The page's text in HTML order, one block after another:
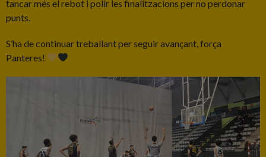
tancar més el rebot i polir les finalitzacions per no perdonar
punts.
S’ha de continuar treballant per seguir avançant, força
Panteres!